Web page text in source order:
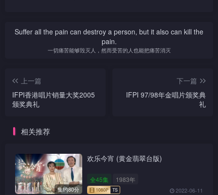
Suffer all the pain can destroy a person, but it also can kill the
pain.
一切痛苦能够毁灭人，然而受苦的人也能把痛苦消灭
上一篇
IFPI香港唱片销量大奖2005
颁奖典礼
下一篇
IFPI 97/98年金唱片颁奖典
礼
相关推荐
集约80分
欢乐今宵 (黄金翡翠台版)
全45集 1983年
2022-06-11